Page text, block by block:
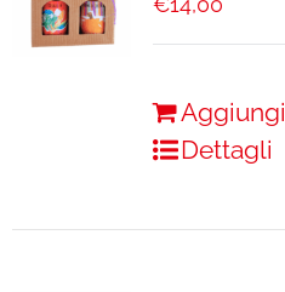
Aggiungi
Dettagli